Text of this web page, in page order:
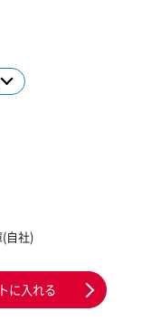
自社)
に入れる